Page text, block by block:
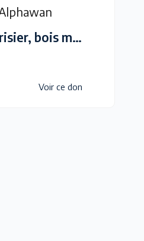
Buffet en merisier, bois massif
Voir ce don